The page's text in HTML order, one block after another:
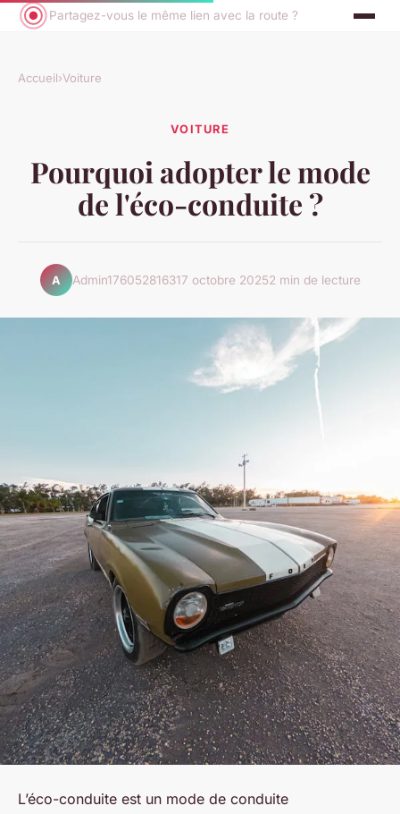
Partagez-vous le même lien avec la route ?
Accueil›Voiture
VOITURE
Pourquoi adopter le mode
de l'éco-conduite ?
A Admin176052816317 octobre 20252 min de lecture
L’éco-conduite est un mode de conduite